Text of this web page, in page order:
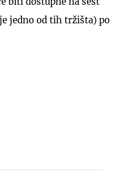
jedno od tih tržišta) po